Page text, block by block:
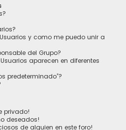
y como me puedo unir a
del Grupo?
aparecen en diferentes
predeterminado”?
privado!
deseados!
de alguien en este foro!